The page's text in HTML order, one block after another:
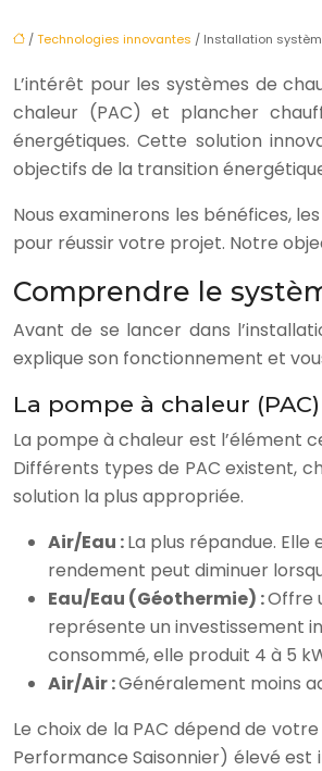
/Technologies innovantes / Installation
L’intérêt pour les systèmes de
chaleur (PAC) et plancher
énergétiques. Cette solution
objectifs de la transition
Nous examinerons les bénéfices,
pour réussir votre projet. Notre
Comprendre le
Avant de se lancer dans
explique son fonctionnement et
La pompe à chaleur
La pompe à chaleur est l’élément
Différents types de PAC existent,
solution la plus appropriée.
Air/Eau :La plus répandue.
rendement peut diminuer
Eau/Eau (Géothermie) :Offre
représente un investissement
consommé, elle produit 4 à 5
Air/Air :Généralement moins
Le choix de la PAC dépend de
Performance Saisonnier) élevé est